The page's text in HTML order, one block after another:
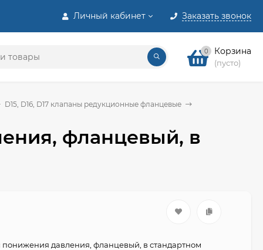
Личный кабинет Заказать звонок
0 Корзина
(пусто)
D15, D16, D17 клапаны редукционные фланцевые
фланцевый, в
понижения давления, фланцевый, в стандартном